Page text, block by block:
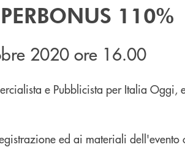
110%
2020 ore 16.00
e Pubblicista per Italia Oggi,
ed ai materiali